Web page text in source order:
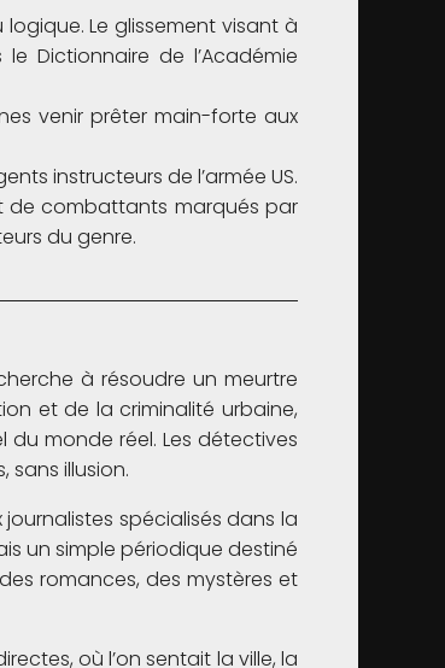
logique. Le glissement visant à
Dictionnaire de l’Académie
venir prêter main-forte aux
instructeurs de l’armée US.
de combattants marqués par
du genre.
à résoudre un meurtre
et de la criminalité urbaine,
monde réel. Les détectives
sans illusion.
journalistes spécialisés dans la
un simple périodique destiné
romances, des mystères et
où l’on sentait la ville, la